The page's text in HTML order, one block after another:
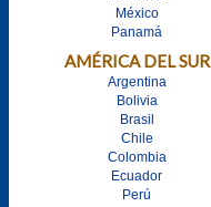
México
Panamá
AMÉRICA DEL SUR
Argentina
Bolivia
Brasil
Chile
Colombia
Ecuador
Perú